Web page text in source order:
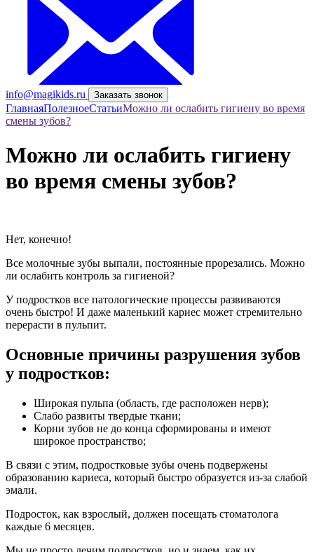
info@magikids.ru Заказать звонок
ГлавнаяПолезноеСтатьиМожно ли ослабить гигиену во время
смены зубов?
Можно ли ослабить гигиену
во время смены зубов?
Нет, конечно!
Все молочные зубы выпали, постоянные прорезались. Можно
ли ослабить контроль за гигиеной?
У подростков все патологические процессы развиваются
очень быстро! И даже маленький кариес может стремительно
перерасти в пульпит.
Основные причины разрушения зубов
у подростков:
Широкая пульпа (область, где расположен нерв);
Слабо развиты твердые ткани;
Корни зубов не до конца сформированы и имеют
широкое пространство;
В связи с этим, подростковые зубы очень подвержены
образованию кариеса, который быстро образуется из-за слабой
эмали.
Подросток, как взрослый, должен посещать стоматолога
каждые 6 месяцев.